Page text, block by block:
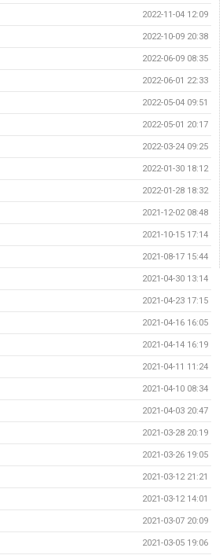
2022-11-04 12:09
2022-10-09 20:38
2022-06-09 08:35
2022-06-01 22:33
2022-05-04 09:51
2022-05-01 20:17
2022-03-24 09:25
2022-01-30 18:12
2022-01-28 18:32
2021-12-02 08:48
2021-10-15 17:14
2021-08-17 15:44
2021-04-30 13:14
2021-04-23 17:15
2021-04-16 16:05
2021-04-14 16:19
2021-04-11 11:24
2021-04-10 08:34
2021-04-03 20:47
2021-03-28 20:19
2021-03-26 19:05
2021-03-12 21:21
2021-03-12 14:01
2021-03-07 20:09
2021-03-05 19:06